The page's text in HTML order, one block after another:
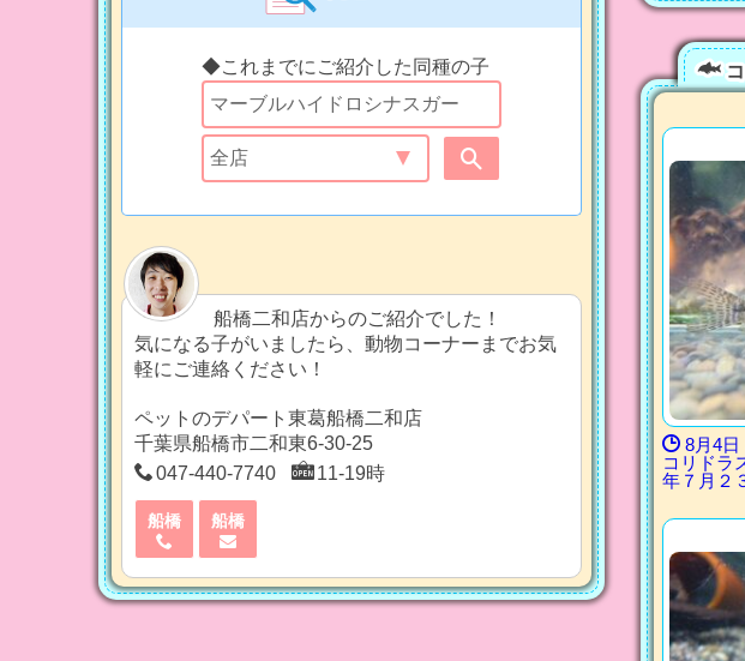
◆これまでにご紹介した同種の子
船橋二和店からのご紹介でした！
気になる子がいましたら、動物コーナーまでお気
軽にご連絡ください！
ペットのデパート東葛船橋二和店
千葉県船橋市二和東6-30-25
047-440-7740
11-19時
船橋 船橋
コ
8月4日
コリド
年７月２